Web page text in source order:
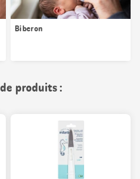
Biberon
produits :